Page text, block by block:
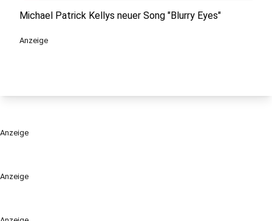
Anzeige
Michael Patrick Kellys neuer Song "Blurry Eyes"
Anzeige
Anzeige